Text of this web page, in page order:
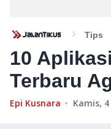
Tips
10
Terbaru
Epi Kusnara Kamis,